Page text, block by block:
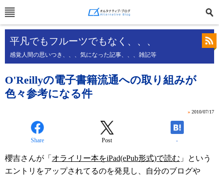
平凡でもフルーツでもなく、、、
感覚人間の思いつき、、、気になった記事、、、雑記等
O'Reillyの電子書籍流通への取り組みが
色々参考になる件
» 2010/07/17
Share Post -
櫻吉さんが「 オライリー本をiPad(ePub形式)で読む 」という
エントリをアップされてるのを発見し、自分のブログや